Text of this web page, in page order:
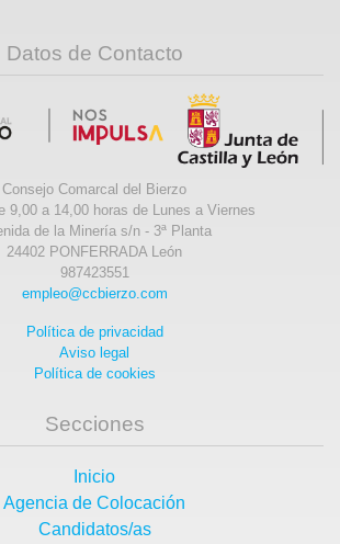
Datos de Contacto
Consejo Comarcal del Bierzo
9,00 a 14,00 horas de Lunes a Viernes
de la Minería s/n - 3ª Planta
24402 PONFERRADA León
987423551
empleo@ccbierzo.com
Política de privacidad
Aviso legal
Política de cookies
Secciones
Inicio
Agencia de Colocación
Candidatos/as